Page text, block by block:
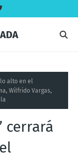
lo alto en el
Wilfrido Vargas,
cerrará